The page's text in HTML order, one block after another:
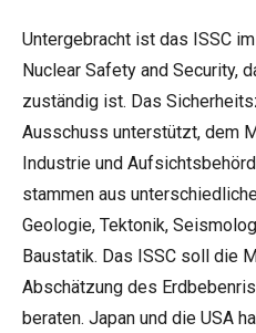
Untergebracht ist das ISSC
Nuclear Safety and Security,
zuständig ist. Das
Ausschuss unterstützt, dem
Industrie und
stammen aus
Geologie, Tektonik,
Baustatik. Das ISSC soll die
Abschätzung des
beraten. Japan und die USA